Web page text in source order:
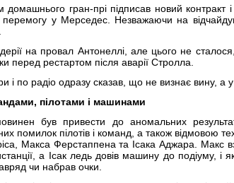
гран-прі підписав новий контракт
перемогу у Мерседес. Незважаючи на
на провал Антонеллі, але цього не
перед рестартом після аварії Стролла.
і по радіо одразу сказав, що не визнає вину, а
пілотами і машинами
був привести до аномальних
помилок пілотів і команд, а також відмовою
Макса Ферстаппена та Ісака Аджара. Макс
а Ісак ледь довів машину до подіуму, і
чи набрав очки.